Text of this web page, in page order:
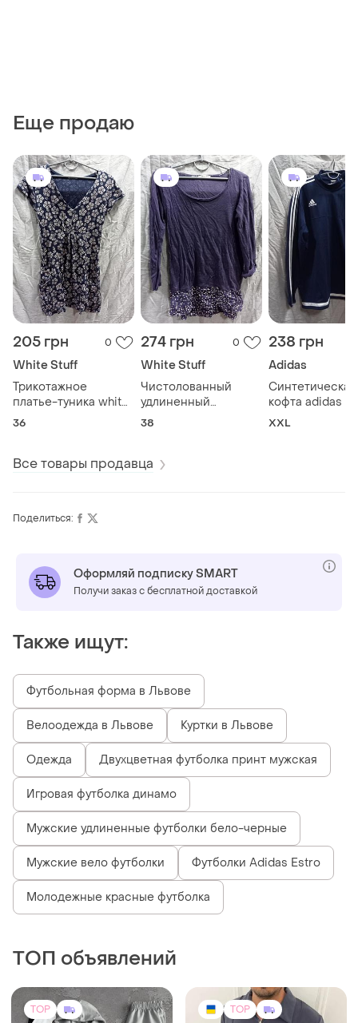
Еще продаю
205 грн 0
White Stuff
Трикотажное
платье-туника white
stuff принтованное в
36
274 грн 0
White Stuff
Чистолованный
удлиненный
лонгслив white stuff
38
238 грн
Adidas
Синтетическая
кофта adidas
является
XXL
Все товары продавца
Поделиться:
Оформляй подписку SMART
Получи заказ с бесплатной доставкой
Также ищут:
Футбольная форма в Львове
Велоодежда в Львове Куртки в Львове
Одежда Двухцветная футболка принт мужская
Игровая футболка динамо
Мужские удлиненные футболки бело-черные
Мужские вело футболки Футболки Adidas Estro
Молодежные красные футболка
ТОП объявлений
TOP TOP